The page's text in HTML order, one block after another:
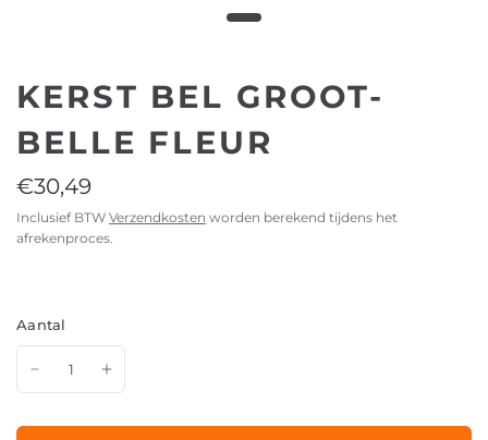
KERST BEL GROOT-
BELLE FLEUR
€30,49
Inclusief BTW Verzendkosten worden berekend tijdens het
afrekenproces.
Aantal